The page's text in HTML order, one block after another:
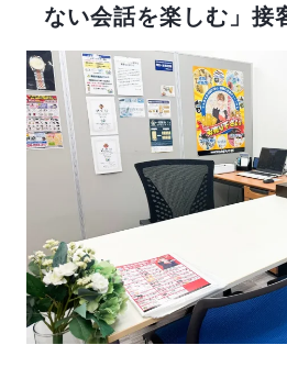
ない会話を楽しむ」接